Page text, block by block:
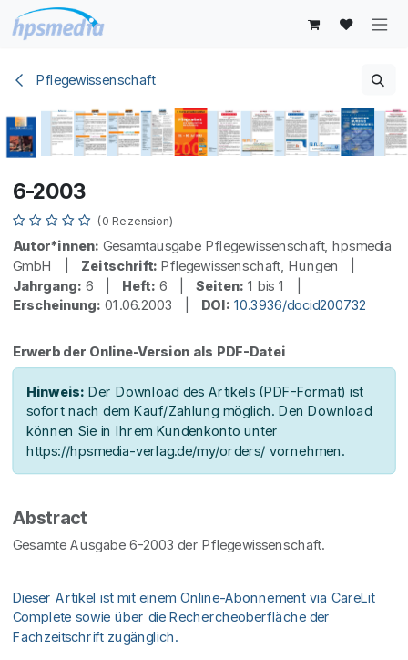
Zum Inhalt springen
Pflegewissenschaft
6-2003
(0 Rezension)
Autor*innen: Gesamtausgabe Pflegewissenschaft, hpsmedia
GmbH | Zeitschrift: Pflegewissenschaft, Hungen |
Jahrgang: 6 | Heft: 6 |Seiten: 1 bis 1 |
Erscheinung: 01.06.2003 | DOI: 10.3936/docid200732
Erwerb der Online-Version als PDF-Datei
Hinweis: Der Download des Artikels (PDF-Format) ist
sofort nach dem Kauf/Zahlung möglich. Den Download
können Sie in Ihrem Kundenkonto unter
https://hpsmedia-verlag.de/my/orders/ vornehmen.
Abstract
Gesamte Ausgabe 6-2003 der Pflegewissenschaft.
Dieser Artikel ist mit einem Online-Abonnement via CareLit
Complete sowie über die Rechercheoberfläche der
Fachzeitschrift zugänglich.